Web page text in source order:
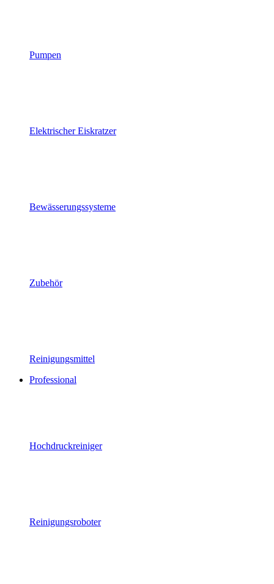
Pumpen
Elektrischer Eiskratzer
Bewässerungssysteme
Zubehör
Reinigungsmittel
Professional
Hochdruckreiniger
Reinigungsroboter